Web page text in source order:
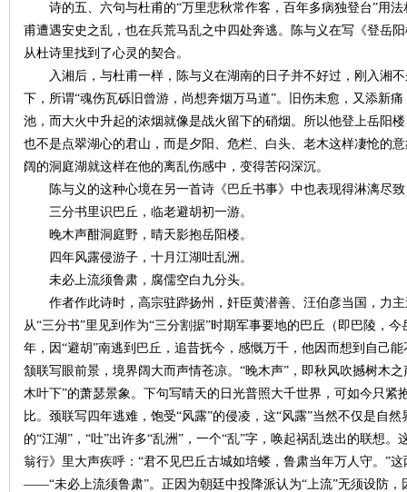
诗的五、六句与杜甫的“万里悲秋常作客，百年多病独登台”用法
甫遭遇安史之乱，也在兵荒马乱之中四处奔逃。陈与义在写《登岳
从杜诗里找到了心灵的契合。
入湘后，与杜甫一样，陈与义在湖南的日子并不好过，刚入湘不
下，所谓“魂伤瓦砾旧曾游，尚想奔烟万马道”。旧伤未愈，又添新
池，而大火中升起的浓烟就像是战火留下的硝烟。所以他登上岳阳
也不是点翠湖心的君山，而是夕阳、危栏、白头、老木这样凄怆的
阔的洞庭湖就这样在他的离乱伤感中，变得苦闷深沉。
陈与义的这种心境在另一首诗《巴丘书事》中也表现得淋漓尽致
三分书里识巴丘，临老避胡初一游。
晚木声酣洞庭野，晴天影抱岳阳楼。
四年风露侵游子，十月江湖吐乱洲。
未必上流须鲁肃，腐儒空白九分头。
作者作此诗时，高宗驻跸扬州，奸臣黄潜善、汪伯彦当国，力主
从“三分书”里见到作为“三分割据”时期军事要地的巴丘（即巴陵，
年，因“避胡”南逃到巴丘，追昔抚今，感慨万千，他因而想到自己
颔联写眼前景，境界阔大而声情苍凉。“晚木声”，即秋风吹撼树木
木叶下”的萧瑟景象。下句写晴天的日光普照大千世界，可如今只紧
比。颈联写四年逃难，饱受“风露”的侵凌，这“风露”当然不仅是自
的“江湖”，“吐”出许多“乱洲”，一个“乱”字，唤起祸乱迭出的联想
翁行》里大声疾呼：“君不见巴丘古城如培蝼，鲁肃当年万人守。”
——“未必上流须鲁肃”。正因为朝廷中投降派认为“上流”无须设防，